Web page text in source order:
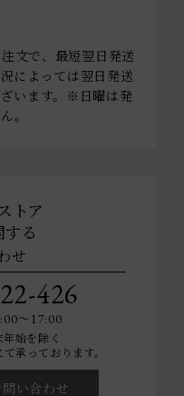
文で、最短翌日発送
によっては翌日発送
います。※日曜は発
。
トア
する
せ
426
～17:00
始を除く
承っております。
い合わせ